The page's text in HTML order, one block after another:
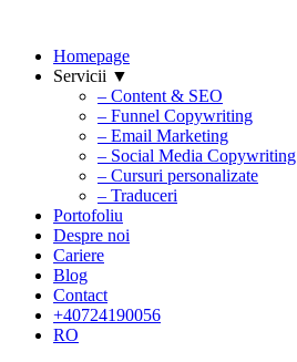
Homepage
Servicii ▼
– Content & SEO
– Funnel Copywriting
– Email Marketing
– Social Media Copywriting
– Cursuri personalizate
– Traduceri
Portofoliu
Despre noi
Cariere
Blog
Contact
+40724190056
RO